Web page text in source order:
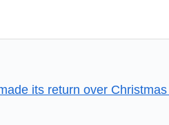
its return over